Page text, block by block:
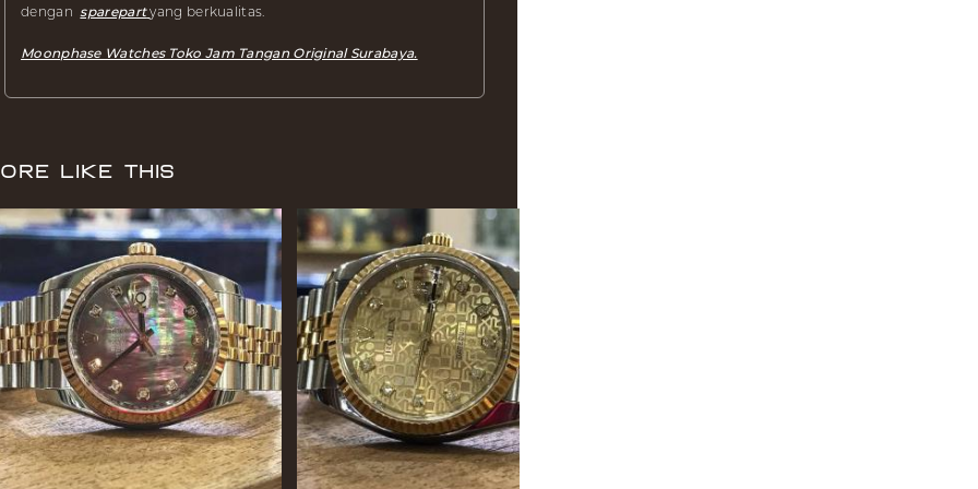
dengan sparepart yang berkualitas.
Moonphase Watches Toko Jam Tangan Original Surabaya.
Like This